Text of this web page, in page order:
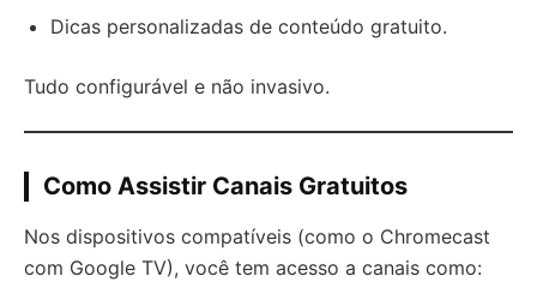
Dicas personalizadas de conteúdo gratuito.
Tudo configurável e não invasivo.
Como Assistir Canais Gratuitos
Nos dispositivos compatíveis (como o Chromecast
com Google TV), você tem acesso a canais como: